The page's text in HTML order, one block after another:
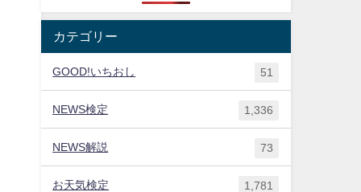
カテゴリー
GOOD!いちおし 51
NEWS検定 1,336
NEWS解説 73
お天気検定 1,781